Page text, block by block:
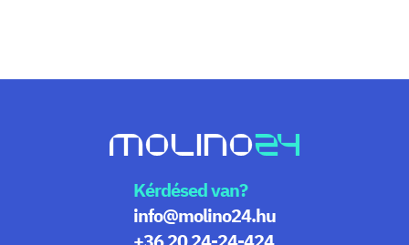
Kérdésed van?
info@molino24.hu